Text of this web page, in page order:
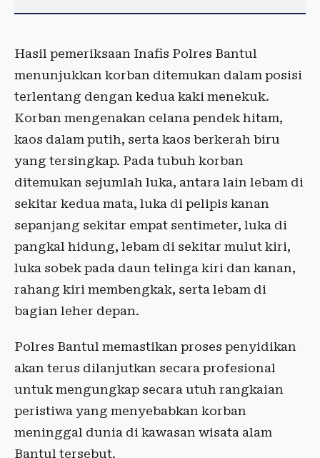
Hasil pemeriksaan Inafis Polres Bantul
menunjukkan korban ditemukan dalam posisi
terlentang dengan kedua kaki menekuk.
Korban mengenakan celana pendek hitam,
kaos dalam putih, serta kaos berkerah biru
yang tersingkap. Pada tubuh korban
ditemukan sejumlah luka, antara lain lebam di
sekitar kedua mata, luka di pelipis kanan
sepanjang sekitar empat sentimeter, luka di
pangkal hidung, lebam di sekitar mulut kiri,
luka sobek pada daun telinga kiri dan kanan,
rahang kiri membengkak, serta lebam di
bagian leher depan.
Polres Bantul memastikan proses penyidikan
akan terus dilanjutkan secara profesional
untuk mengungkap secara utuh rangkaian
peristiwa yang menyebabkan korban
meninggal dunia di kawasan wisata alam
Bantul tersebut.